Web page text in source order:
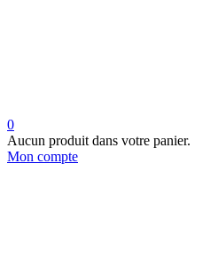
0
Aucun produit dans votre panier.
Mon compte